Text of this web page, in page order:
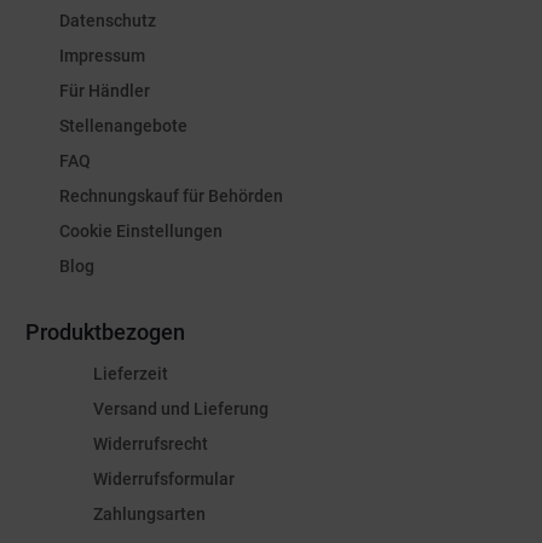
Datenschutz
Impressum
Für Händler
Stellenangebote
FAQ
Rechnungskauf für Behörden
Cookie Einstellungen
Blog
Produktbezogen
Lieferzeit
Versand und Lieferung
Widerrufsrecht
Widerrufsformular
Zahlungsarten